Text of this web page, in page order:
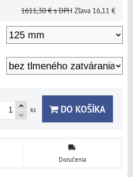
1611,30 € s DPH Zľava 16,11 €
ks DO KOŠÍKA
Doručenia